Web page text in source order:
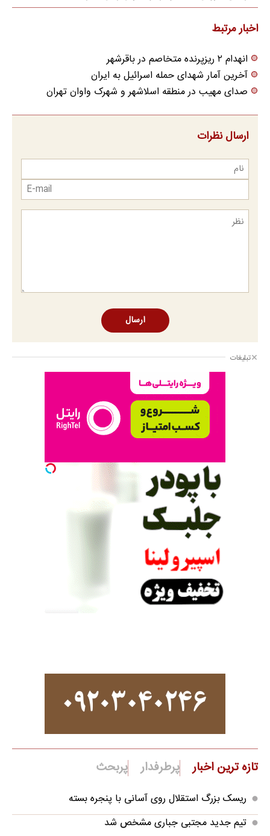
ممکن بفروشش
اخبار مرتبط
انهدام ۲ ریزپرنده متخاصم در باقرشهر
آخرین آمار شهدای حمله اسرائیل به ایران
صدای مهیب در منطقه اسلاشهر و شهرک واوان تهران
ارسال نظرات
ارسال
تبلیغات
تازه ترین اخبار پرطرفدار پربحث
ریسک بزرگ استقلال روی آسانی با پنجره بسته
تیم جدید مجتبی جباری مشخص شد